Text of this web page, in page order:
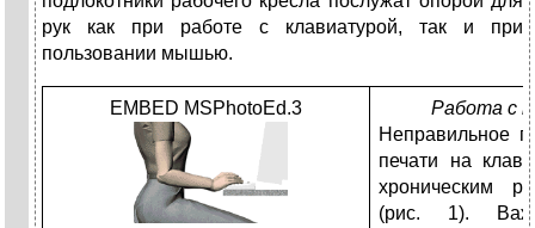
рук как при работе с клавиатурой, так и при
пользовании мышью.
EMBED MSPhotoEd.3
Работа с
Неправильное
печати на
хроническим
(рис. 1).